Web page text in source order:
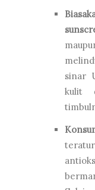
sinar
kulit